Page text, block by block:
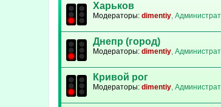
Харьков
Модераторы: dimentiy,
Днепр (город)
Модераторы: dimentiy,
Кривой рог
Модераторы: dimentiy,